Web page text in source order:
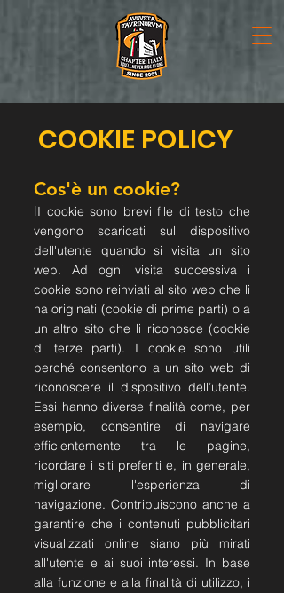
COOKIE POLICY
Cos'è un cookie?
II cookie sono brevi file di testo che
vengono scaricati sul dispositivo
dell'utente quando si visita un sito
web. Ad ogni visita successiva i
cookie sono reinviati al sito web che li
ha originati (cookie di prime parti) o a
un altro sito che li riconosce (cookie
di terze parti). I cookie sono utili
perché consentono a un sito web di
riconoscere il dispositivo dell’utente.
Essi hanno diverse finalità come, per
esempio, consentire di navigare
efficientemente tra le pagine,
ricordare i siti preferiti e, in generale,
migliorare l'esperienza di
navigazione. Contribuiscono anche a
garantire che i contenuti pubblicitari
visualizzati online siano più mirati
all'utente e ai suoi interessi. In base
alla funzione e alla finalità di utilizzo, i